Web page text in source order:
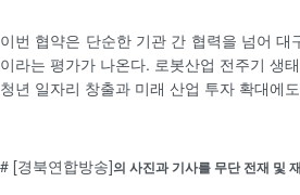
이번 협약은 단순한 기관 간 협력을 넘어
이라는 평가가 나온다. 로봇산업 전주기 생
청년 일자리 창출과 미래 산업 투자 확대에
# [경북연합방송]의 사진과 기사를 무단 전재 및